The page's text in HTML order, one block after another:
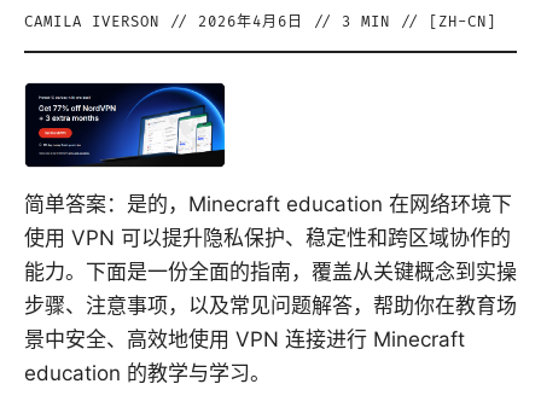
CAMILA IVERSON // 2026年4月6日 // 3 MIN // [ ZH-CN
简单答案：是的，Minecraft education 在网络环境下
使用 VPN 可以提升隐私保护、稳定性和跨区域协作的
能力。下面是一份全面的指南，覆盖从关键概念到实操
步骤、注意事项，以及常见问题解答，帮助你在教育场
景中安全、高效地使用 VPN 连接进行 Minecraft
education 的教学与学习。